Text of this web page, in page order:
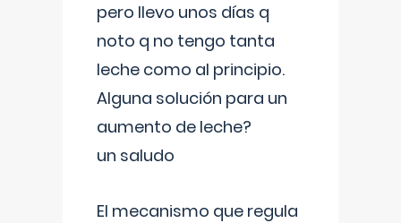
pero llevo unos días q
noto q no tengo tanta
leche como al principio.
Alguna solución para un
aumento de leche?
un saludo
El mecanismo que regula